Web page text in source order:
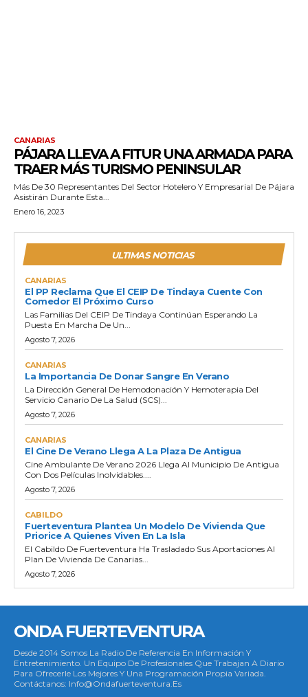
CANARIAS
PÁJARA LLEVA A FITUR UNA ARMADA PARA
TRAER MÁS TURISMO PENINSULAR
Más De 30 Representantes Del Sector Hotelero Y Empresarial De Pájara
Asistirán Durante Esta...
Enero 16, 2023
ULTIMAS NOTICIAS
CANARIAS
El PP Reclama Que El CEIP De Tindaya Cuente Con
Comedor El Próximo Curso
Las Familias Del CEIP De Tindaya Continúan Esperando La
Puesta En Marcha De Un...
Agosto 7, 2026
CANARIAS
La Importancia De Donar Sangre En Verano
La Dirección General De Hemodonación Y Hemoterapia Del
Servicio Canario De La Salud (SCS)...
Agosto 7, 2026
CANARIAS
El Cine De Verano Llega A La Plaza De Antigua
Cine Ambulante De Verano 2026 Llega Al Municipio De Antigua
Con Dos Películas Inolvidables....
Agosto 7, 2026
CABILDO
Fuerteventura Plantea Un Modelo De Vivienda Que
Priorice A Quienes Viven En La Isla
El Cabildo De Fuerteventura Ha Trasladado Sus Aportaciones Al
Plan De Vivienda De Canarias...
Agosto 7, 2026
ONDA FUERTEVENTURA
Desde 2014 Somos La Radio De Referencia En Información Y
Entretenimiento. Un Equipo De Profesionales Que Trabajan A Diario
Para Ofrecerle Los Mejores Y Una Programación Propia Variada.
Contáctanos: Info@ondafuerteventura.es